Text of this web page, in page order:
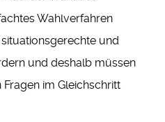
Wahlverfahren
und
und deshalb müssen
im Gleichschritt